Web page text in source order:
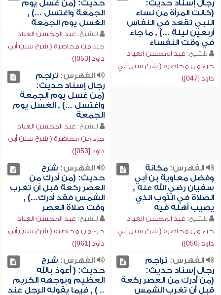
رجال إسناد حديث:
(كانت المرأة من نساء
النبي تقعد في النفاس
أربعين ليلة ...) , ما جاء
في وقت النفساء
للشيخ: عبد المحسن العباد
جزء من محاضرة ( شرح سنن أبي
داود [047])
حديث: (من غسل يوم
الجمعة واغتسل ...) ,
الغسل يوم الجمعة
للشيخ: عبد المحسن العباد
جزء من محاضرة ( شرح سنن أبي
داود [053])
الفهرس: تراجم
رجال إسناد حديث:
(من غسل يوم الجمعة
واغتسل ...) , الغسل يوم
الجمعة
للشيخ: عبد المحسن العباد
جزء من محاضرة ( شرح سنن أبي
داود [053])
الفهرس:مكانة
وفضل معاوية بن أبي
سفيان رضي الله عنه ,
الصلاة في الثوب الذي
يصيب أهله فيه
للشيخ: عبد المحسن العباد
جزء من محاضرة ( شرح سنن أبي
داود [056])
الفهرس: شرح
حديث: (من أدرك من
العصر ركعة قبل أن تغرب
الشمس فقد أدرك...) ,
وقت صلاة العصر
للشيخ: عبد المحسن العباد
جزء من محاضرة ( شرح سنن أبي
داود [061])
الفهرس: تراجم
رجال إسناد حديث:
(من أدرك من العصر ركعة
قبل أن تغرب الشمس
الفهرس: شرح
حديث: ( أعوذ بالله
العظيم وبوجهه الكريم
.. ) , فيما يقوله الرجل عند